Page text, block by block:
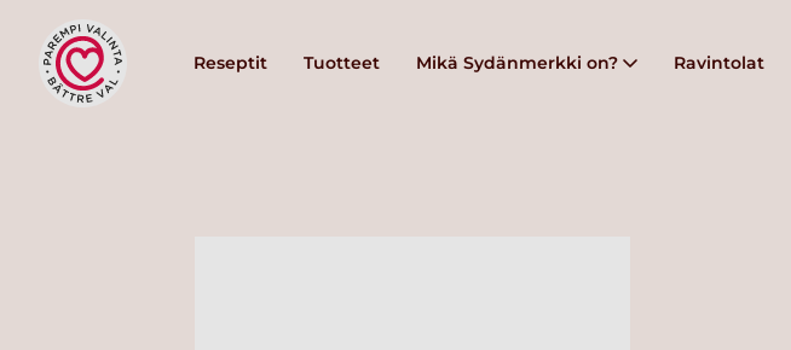
Reseptit Tuotteet Mikä Sydänmerkki on? Ravintolat